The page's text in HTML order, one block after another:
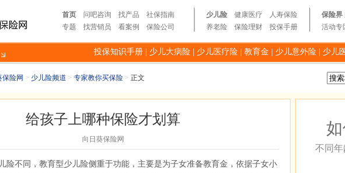
首页 问吧咨询 找产品
社保指南
专题
找营销员 看案例 保险公司
少儿险 健康医疗
人寿保险
养老险
保险理财 投保手册
保险界
活动专
投保知识手册 少儿大病险 少儿医疗险 教育金 少儿意外险 少儿
保险网 > 少儿险频道 > 专家教你买保险 > 正文
给孩子上哪种保险才划算
向日葵保险网
险不同，教育型少儿险侧重于功能，主要是为子女准备教育金，依据子女小
不同